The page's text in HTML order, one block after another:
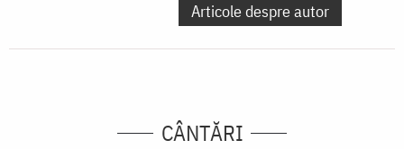
Articole despre autor
CÂNTĂRI